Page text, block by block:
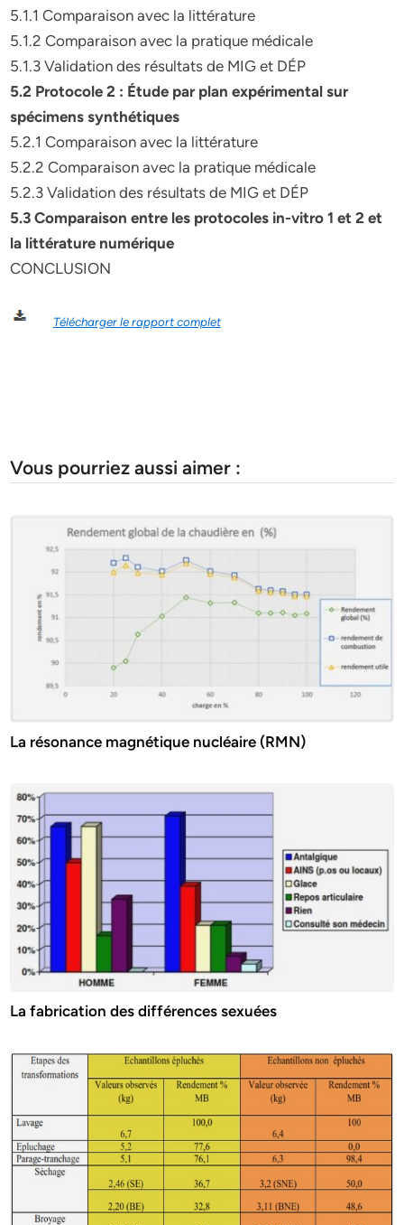
5.1.1 Comparaison avec la littérature
5.1.2 Comparaison avec la pratique médicale
5.1.3 Validation des résultats de MIG et DÉP
5.2 Protocole 2 : Étude par plan expérimental sur
spécimens synthétiques
5.2.1 Comparaison avec la littérature
5.2.2 Comparaison avec la pratique médicale
5.2.3 Validation des résultats de MIG et DÉP
5.3 Comparaison entre les protocoles in-vitro 1 et 2 et
la littérature numérique
CONCLUSION
Télécharger le rapport complet
Vous pourriez aussi aimer :
La résonance magnétique nucléaire (RMN)
La fabrication des différences sexuées